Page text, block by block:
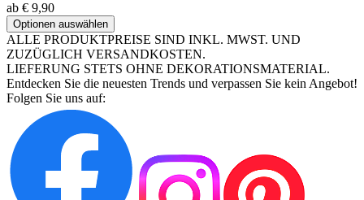
ab € 9,90
ALLE PRODUKTPREISE SIND INKL. MWST. UND
ZUZÜGLICH VERSANDKOSTEN.
LIEFERUNG STETS OHNE DEKORATIONSMATERIAL.
Entdecken Sie die neuesten Trends und verpassen Sie kein Angebot!
Folgen Sie uns auf: